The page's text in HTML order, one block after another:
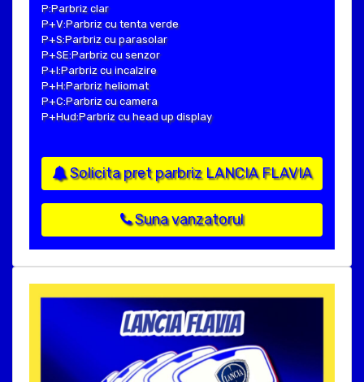
P:Parbriz clar
P+V:Parbriz cu tenta verde
P+S:Parbriz cu parasolar
P+SE:Parbriz cu senzor
P+I:Parbriz cu incalzire
P+H:Parbriz heliomat
P+C:Parbriz cu camera
P+Hud:Parbriz cu head up display
Solicita pret parbriz LANCIA FLAVIA
Suna vanzatorul